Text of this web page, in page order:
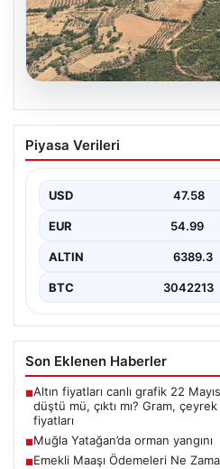
05.08.2026
Muğla Yatağan’da
Piyasa Verileri
USD 47.58
EUR 54.99
ALTIN 6389.3
BTC 3042213
Son Eklenen Haberler
■Altın fiyatları canlı grafik 22
düştü mü, çıktı mı? Gram, çeyrek
fiyatları
■Muğla Yatağan’da orman yangını
■Emekli Maaşı Ödemeleri Ne